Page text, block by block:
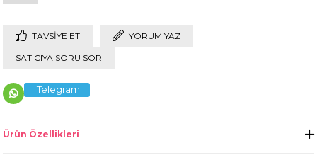
TAVSIYE ET YORUM YAZ
SATICIYA SORU SOR
Telegram
Ürün Özellikleri